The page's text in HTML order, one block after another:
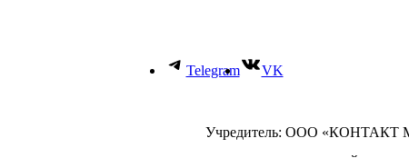
Telegram VK
Учредитель: ООО «КОНТАКТ